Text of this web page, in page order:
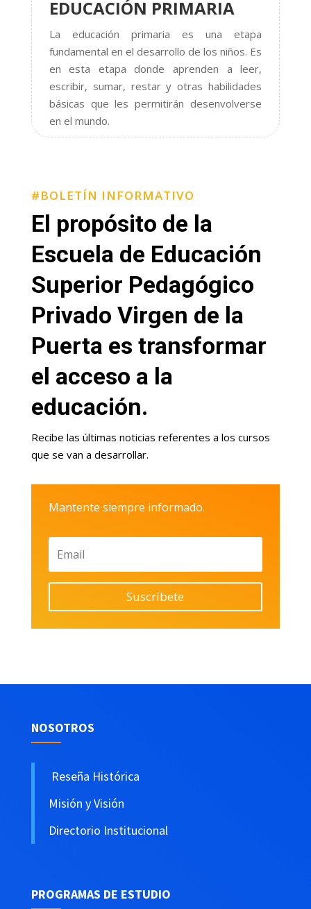
EDUCACIÓN PRIMARIA
La educación primaria es una etapa
fundamental en el desarrollo de los niños. Es
en esta etapa donde aprenden a leer,
escribir, sumar, restar y otras habilidades
básicas que les permitirán desenvolverse
en el mundo.
#BOLETÍN INFORMATIVO
El propósito de la
Escuela de Educación
Superior Pedagógico
Privado Virgen de la
Puerta es transformar
el acceso a la
educación.
Recibe las últimas noticias referentes a los cursos
que se van a desarrollar.
Mantente siempre informado.
Suscríbete
NOSOTROS
Reseña Histórica
Misión y Visión
Directorio Institucional
PROGRAMAS DE ESTUDIO